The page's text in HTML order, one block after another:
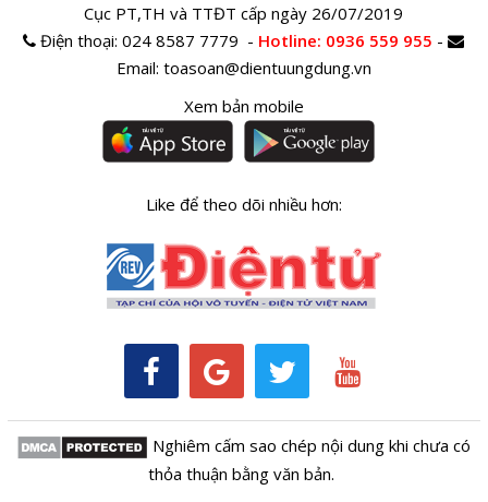
Cục PT,TH và TTĐT cấp ngày 26/07/2019
Điện thoại:024 8587 7779 - Hotline: 0936 559 955 -
Email: toasoan@dientuungdung.vn
Xem bản mobile
Like để theo dõi nhiều hơn:
Nghiêm cấm sao chép nội dung khi chưa có
thỏa thuận bằng văn bản.